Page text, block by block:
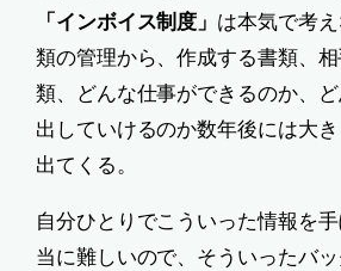
「インボイス制度」 は本気で考
類の管理から、作成する書類、
類、どんな仕事ができるのか、
出していけるのか数年後には大
出てくる。
自分ひとりでこういった情報を
当に難しいので、そういったバ